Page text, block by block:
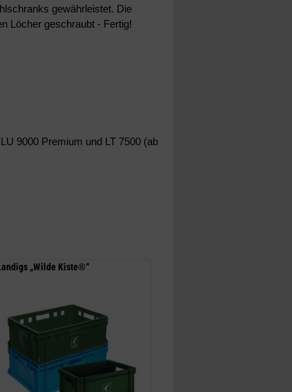
gewährleistet. Die
Löcher geschraubt - Fertig!
9000 Premium und LT 7500 (ab
„Wilde Kiste®“